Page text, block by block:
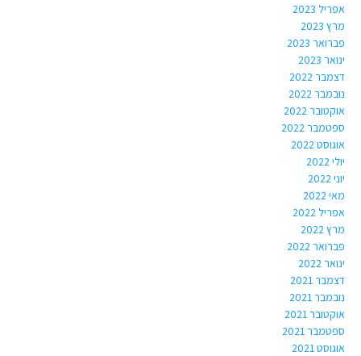
אפריל 2023
מרץ 2023
פברואר 2023
ינואר 2023
דצמבר 2022
נובמבר 2022
אוקטובר 2022
ספטמבר 2022
אוגוסט 2022
יולי 2022
יוני 2022
מאי 2022
אפריל 2022
מרץ 2022
פברואר 2022
ינואר 2022
דצמבר 2021
נובמבר 2021
אוקטובר 2021
ספטמבר 2021
אוגוסט 2021